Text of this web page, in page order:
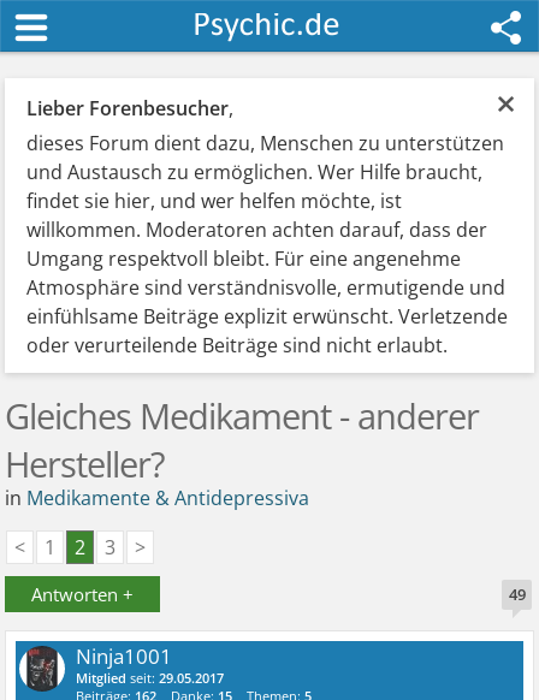
×
Lieber Forenbesucher,
dieses Forum dient dazu, Menschen zu unterstützen
und Austausch zu ermöglichen. Wer Hilfe braucht,
findet sie hier, und wer helfen möchte, ist
willkommen. Moderatoren achten darauf, dass der
Umgang respektvoll bleibt. Für eine angenehme
Atmosphäre sind verständnisvolle, ermutigende und
einfühlsame Beiträge explizit erwünscht. Verletzende
oder verurteilende Beiträge sind nicht erlaubt.
Gleiches Medikament - anderer
Hersteller?
in Medikamente & Antidepressiva
<
1 2 3 >
Antworten + 49
Ninja1001
Mitglied seit:29.05.2017
Beiträge: 162 Danke: 15 Themen:5